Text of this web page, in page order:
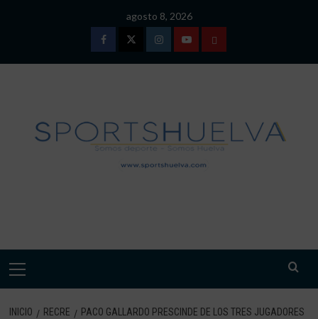
agosto 8, 2026
FacebookTwitterInstagramYoutubeTÉRMINOS
DE
USO
Menú
INICIO RECRE
PACO GALLARDO PRESCINDE DE LOS TRES JUGADORES